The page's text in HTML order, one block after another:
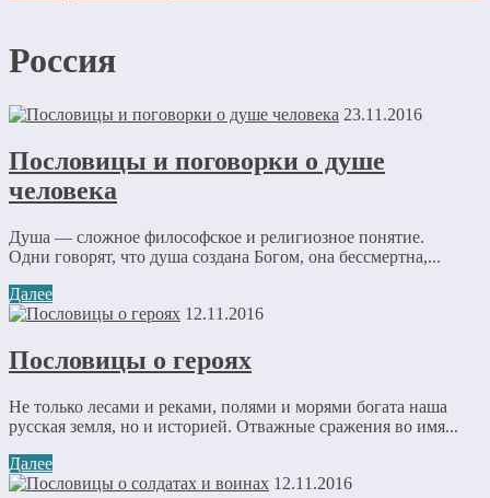
Россия
23.11.2016
Пословицы и поговорки о душе
человека
Душа — сложное философское и религиозное понятие.
Одни говорят, что душа создана Богом, она бессмертна,...
Далее
12.11.2016
Пословицы о героях
Не только лесами и реками, полями и морями богата наша
русская земля, но и историей. Отважные сражения во имя...
Далее
12.11.2016